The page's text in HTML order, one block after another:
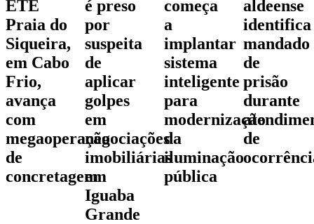
ETE
Praia do
Siqueira,
em Cabo
Frio,
avança
com
megaoperação
de
concretagem
é preso
por
suspeita
de
aplicar
golpes
em
negociações
imobiliárias
em
Iguaba
Grande
começa
a
implantar
sistema
inteligente
para
modernização
da
iluminação
pública
aldeense
identifica
mandado
de
prisão
durante
de